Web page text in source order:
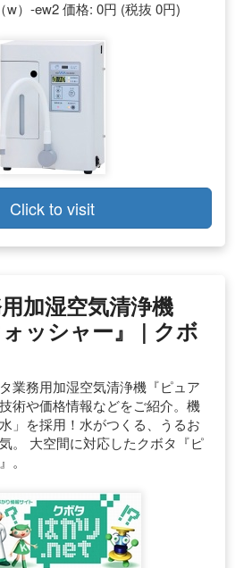
w）-ew2 価格: 0円 (税抜 0円)
Click to visit
加湿空気清浄機
ォッシャー』 | クボ
業務用加湿空気清浄機『ピュア
術や価格情報などをご紹介。機
」を採用！水がつくる、うるお
。 大空間に対応したクボタ『ピ
。